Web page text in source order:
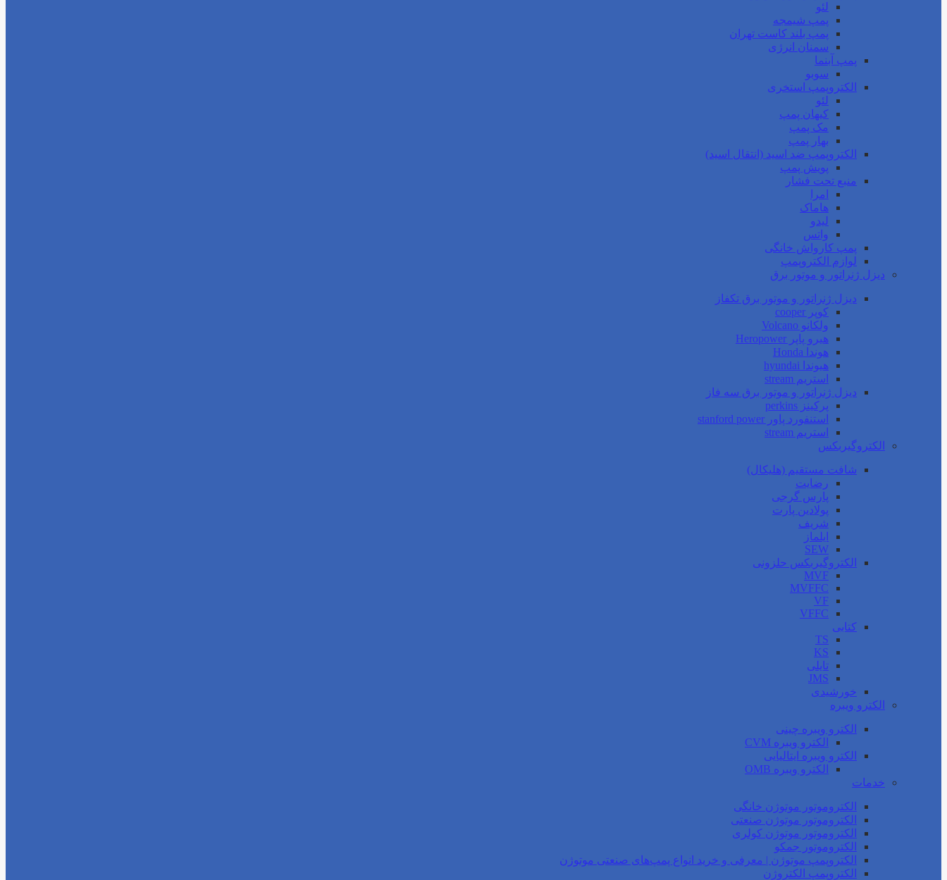
لئو
پمپ شیمجه
پمپ بلند کاست تهران
سمنان انرژی
پمپ آبنما
سوبو
الکتروپمپ استخری
لئو
کیهان پمپ
مک پمپ
بهار پمپ
الکتروپمپ ضد اسید (انتقال اسید)
پویش پمپ
منبع تحت فشار
امرا
هاماک
لیدو
واتس
پمپ کارواش خانگی
لوازم الکتروپمپ
دیزل ژنراتور و موتور برق
دیزل ژنراتور و موتور برق تکفاز
کوپر cooper
ولکانو Volcano
هیرو پاپر Heropower
هوندا Honda
هیوندا hyundai
استریم stream
دیزل ژنراتور و موتور برق سه فاز
پرکینز perkins
استنفورد پاور stanford power
استریم stream
الکتروگیربکس
شافت مستقیم (هلیکال)
رضایت
پارس گرجی
پولادین پارت
شریف
ایلماز
SEW
الکتروگیربکس حلزونی
MVF
MVFFC
VF
VFFC
کتابی
TS
KS
تایلی
JMS
خورشیدی
الکترو ویبره
الکترو ویبره چینی
الکترو ویبره CVM
الکترو ویبره ایتالیایی
الکترو ویبره OMB
خدمات
الکتروموتور موتوژن خانگی
الکتروموتور موتوژن صنعتی
الکتروموتور موتوژن کولری
الکتروموتور جمکو
الکتروپمپ موتوژن | معرفی و خرید انواع پمپ‌های صنعتی موتوژن
الکتروپمپ الکتروژن